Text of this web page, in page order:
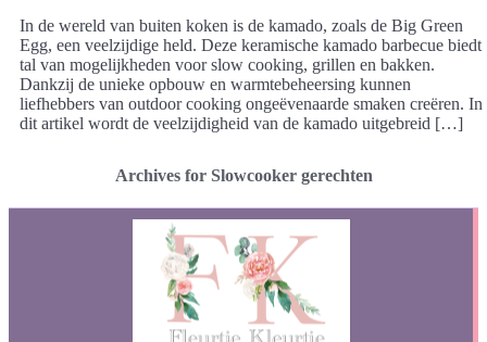
In de wereld van buiten koken is de kamado, zoals de Big Green
Egg, een veelzijdige held. Deze keramische kamado barbecue biedt
tal van mogelijkheden voor slow cooking, grillen en bakken.
Dankzij de unieke opbouw en warmtebeheersing kunnen
liefhebbers van outdoor cooking ongeëvenaarde smaken creëren. In
dit artikel wordt de veelzijdigheid van de kamado uitgebreid […]
Archives for Slowcooker gerechten